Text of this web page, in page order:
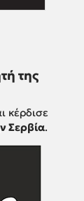
της
κέρδισε
Σερβία.